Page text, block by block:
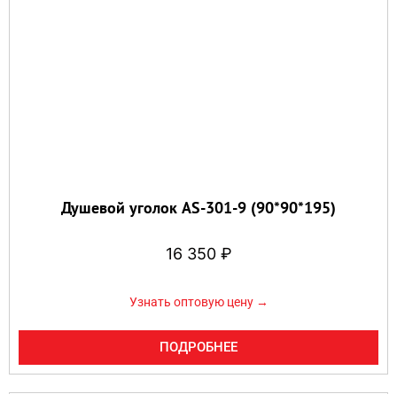
Душевой уголок AS-301-9 (90*90*195)
16 350 ₽
Узнать оптовую цену →
ПОДРОБНЕЕ